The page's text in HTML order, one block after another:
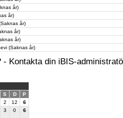
år)
år)
år)
år)
år)
(Saknas år)
- Kontakta din iBIS-
S D P
2 12
6
3 0 6